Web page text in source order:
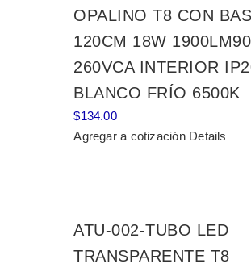
OPALINO T8 CON
120CM 18W
260VCA INTERIOR
BLANCO FRÍO 6500K
$134.00
Agregar a cotización Details
ATU-002-TUBO LED
TRANSPARENTE T8